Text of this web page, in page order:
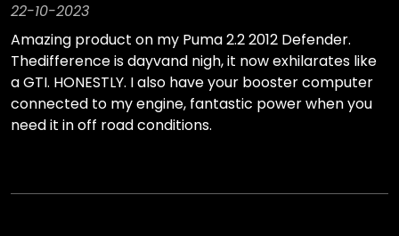
22-10-2023
Amazing product on my Puma 2.2 2012 Defender.
Thedifference is dayvand nigh, it now exhilarates like
a GTI. HONESTLY. I also have your booster computer
connected to my engine, fantastic power when you
need it in off road conditions.